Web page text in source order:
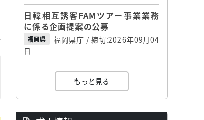
日韓相互誘客FAMツアー事業業務
に係る企画提案の公募
福岡県
福岡県庁 / 締切:2026年09月04
日
もっと見る